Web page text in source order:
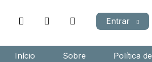
Entrar
Início Sobre
Política de